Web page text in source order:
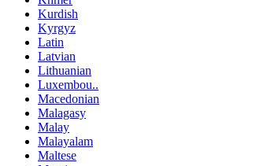
Kurdish
Kyrgyz
Latin
Latvian
Lithuanian
Luxembou..
Macedonian
Malagasy
Malay
Malayalam
Maltese